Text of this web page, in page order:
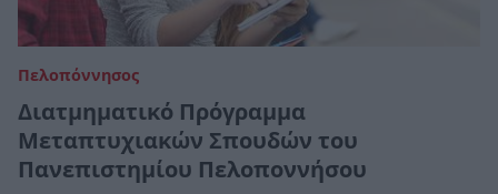
Πελοπόννησος
Διατμηματικό Πρόγραμμα
Μεταπτυχιακών Σπουδών του
Πανεπιστημίου Πελοποννήσου